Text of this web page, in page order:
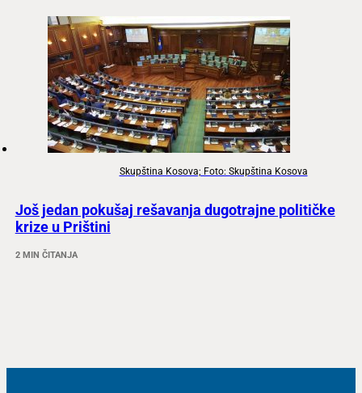
Skupština Kosova; Foto: Skupština Kosova
Još jedan pokušaj rešavanja dugotrajne političke
krize u Prištini
2 MIN ČITANJA